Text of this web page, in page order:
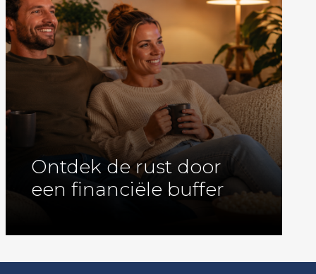
Ontdek de rust door
een financiële buffer